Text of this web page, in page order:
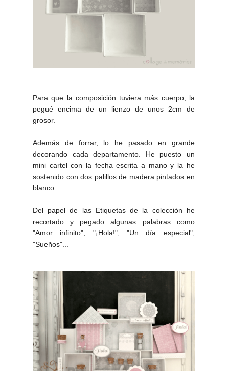
Para que la composición tuviera más cuerpo, la
pegué encima de un lienzo de unos 2cm de
grosor.
Además de forrar, lo he pasado en grande
decorando cada departamento. He puesto un
mini cartel con la fecha escrita a mano y la he
sostenido con dos palillos de madera pintados en
blanco.
Del papel de las Etiquetas de la colección he
recortado y pegado algunas palabras como
"Amor infinito", "¡Hola!", "Un día especial",
"Sueños"...